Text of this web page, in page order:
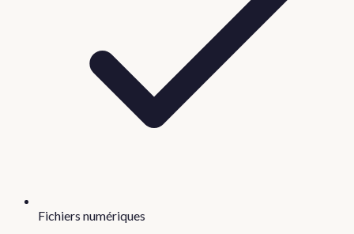
Fichiers numériques